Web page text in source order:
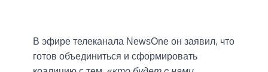
В эфире телеканала NewsOne он заявил, что
готов объединиться и сформировать